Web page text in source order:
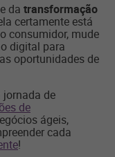
da transformação
certamente está
consumidor, mude
digital para
oportunidades de
jornada de
de
ágeis,
cada
!